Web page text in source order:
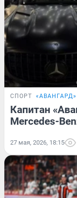
СПОРТ
Капитан
Mercedes-
27 мая, 2026, 18:15